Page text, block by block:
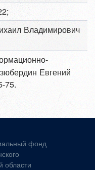
Владимирович
Евгений
75.
фонд
области